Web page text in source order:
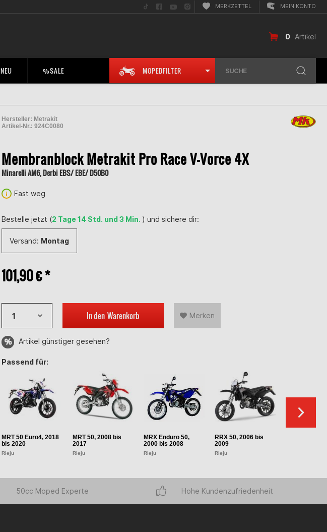
Folge
uns
Folge
uns
Folge
uns
Folge
uns
MERKZETTEL MEIN KONTO
0 Artikel
NEU %SALE MOPEDFILTER SUCHE
Hersteller: Metrakit
Artikel-Nr.: 924C0080
Membranblock Metrakit Pro Race V-Vorce 4X
Minarelli AM6, Derbi EBS/ EBE/ D50B0
Fast weg
Bestelle jetzt (2 Tage 14 Std. und 3 Min. ) und sichere dir:
Versand: Montag
101,90 € *
In den Warenkorb Merken
Artikel günstiger gesehen?
Passend für:
MRT 50 Euro4, 2018
bis 2020
Rieju
MRT 50, 2008 bis
2017
Rieju
MRX Enduro 50,
2000 bis 2008
Rieju
RRX 50, 2006 bis
2009
Rieju
50cc Moped Experte Hohe Kundenzufriedenheit